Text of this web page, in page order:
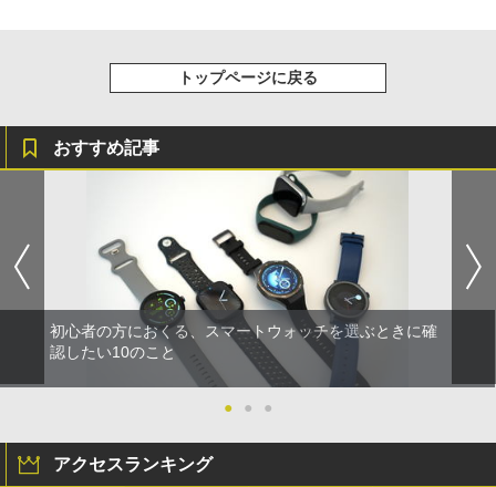
トップページに戻る
おすすめ記事
初心者の方におくる、スマートウォッチを選ぶときに確
認したい10のこと
● ● ●
アクセスランキング